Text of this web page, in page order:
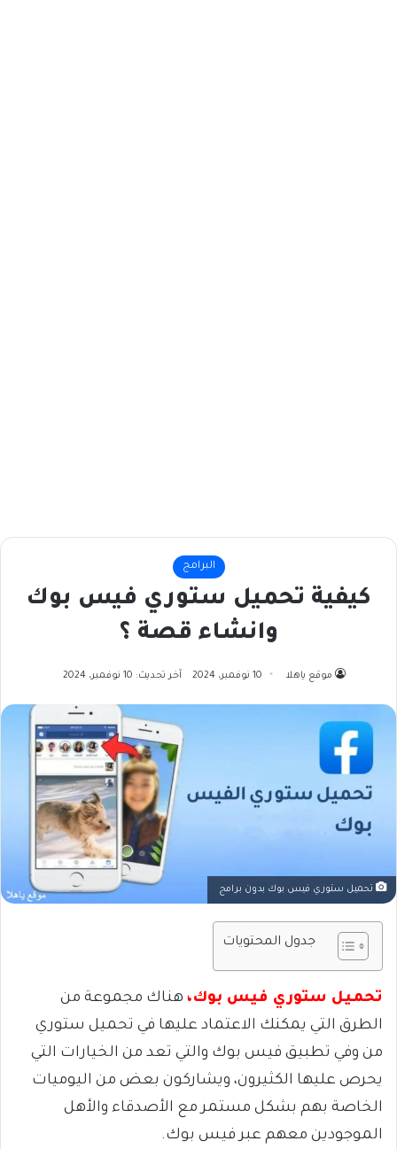
البرامج
كيفية تحميل ستوري فيس بوك
وانشاء قصة ؟
موقع ياهلا 10 نوفمبر، 2024 آخر تحديث: 10 نوفمبر، 2024
تحميل ستوري فيس بوك بدون برامج
جدول المحتويات
تحميل ستوري فيس بوك، هناك مجموعة من
الطرق التي يمكنك الاعتماد عليها في تحميل ستوري
من وفي تطبيق فيس بوك والتي تعد من الخيارات التي
يحرص عليها الكثيرون، ويشاركون بعض من اليوميات
الخاصة بهم بشكل مستمر مع الأصدقاء والأهل
الموجودين معهم عبر فيس بوك.